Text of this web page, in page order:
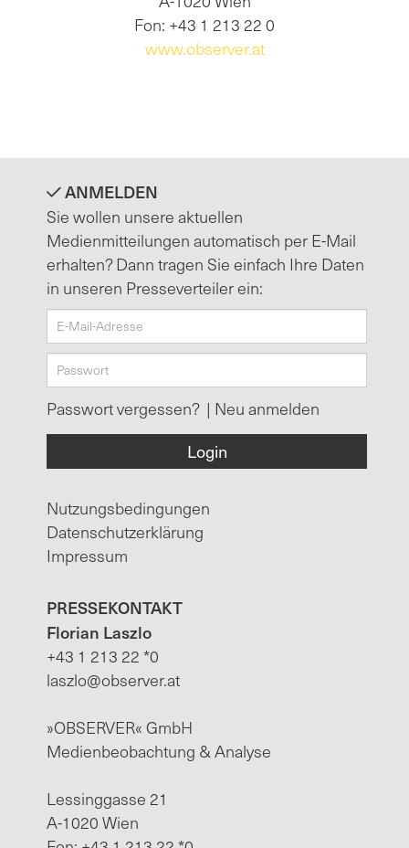
Fon: +43 1 213 22 0
www.observer.at
ANMELDEN
Sie wollen unsere aktuellen
Medienmitteilungen automatisch per E-Mail
erhalten? Dann tragen Sie einfach Ihre Daten
in unseren Presseverteiler ein:
Passwort vergessen? | Neu anmelden
Nutzungsbedingungen
Datenschutzerklärung
Impressum
PRESSEKONTAKT
Florian Laszlo
+43 1 213 22 *0
laszlo@observer.at
»OBSERVER« GmbH
Medienbeobachtung & Analyse
Lessinggasse 21
A-1020 Wien